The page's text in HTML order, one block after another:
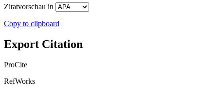
Zitatvorschau in
Copy to clipboard
Export Citation
ProCite
RefWorks